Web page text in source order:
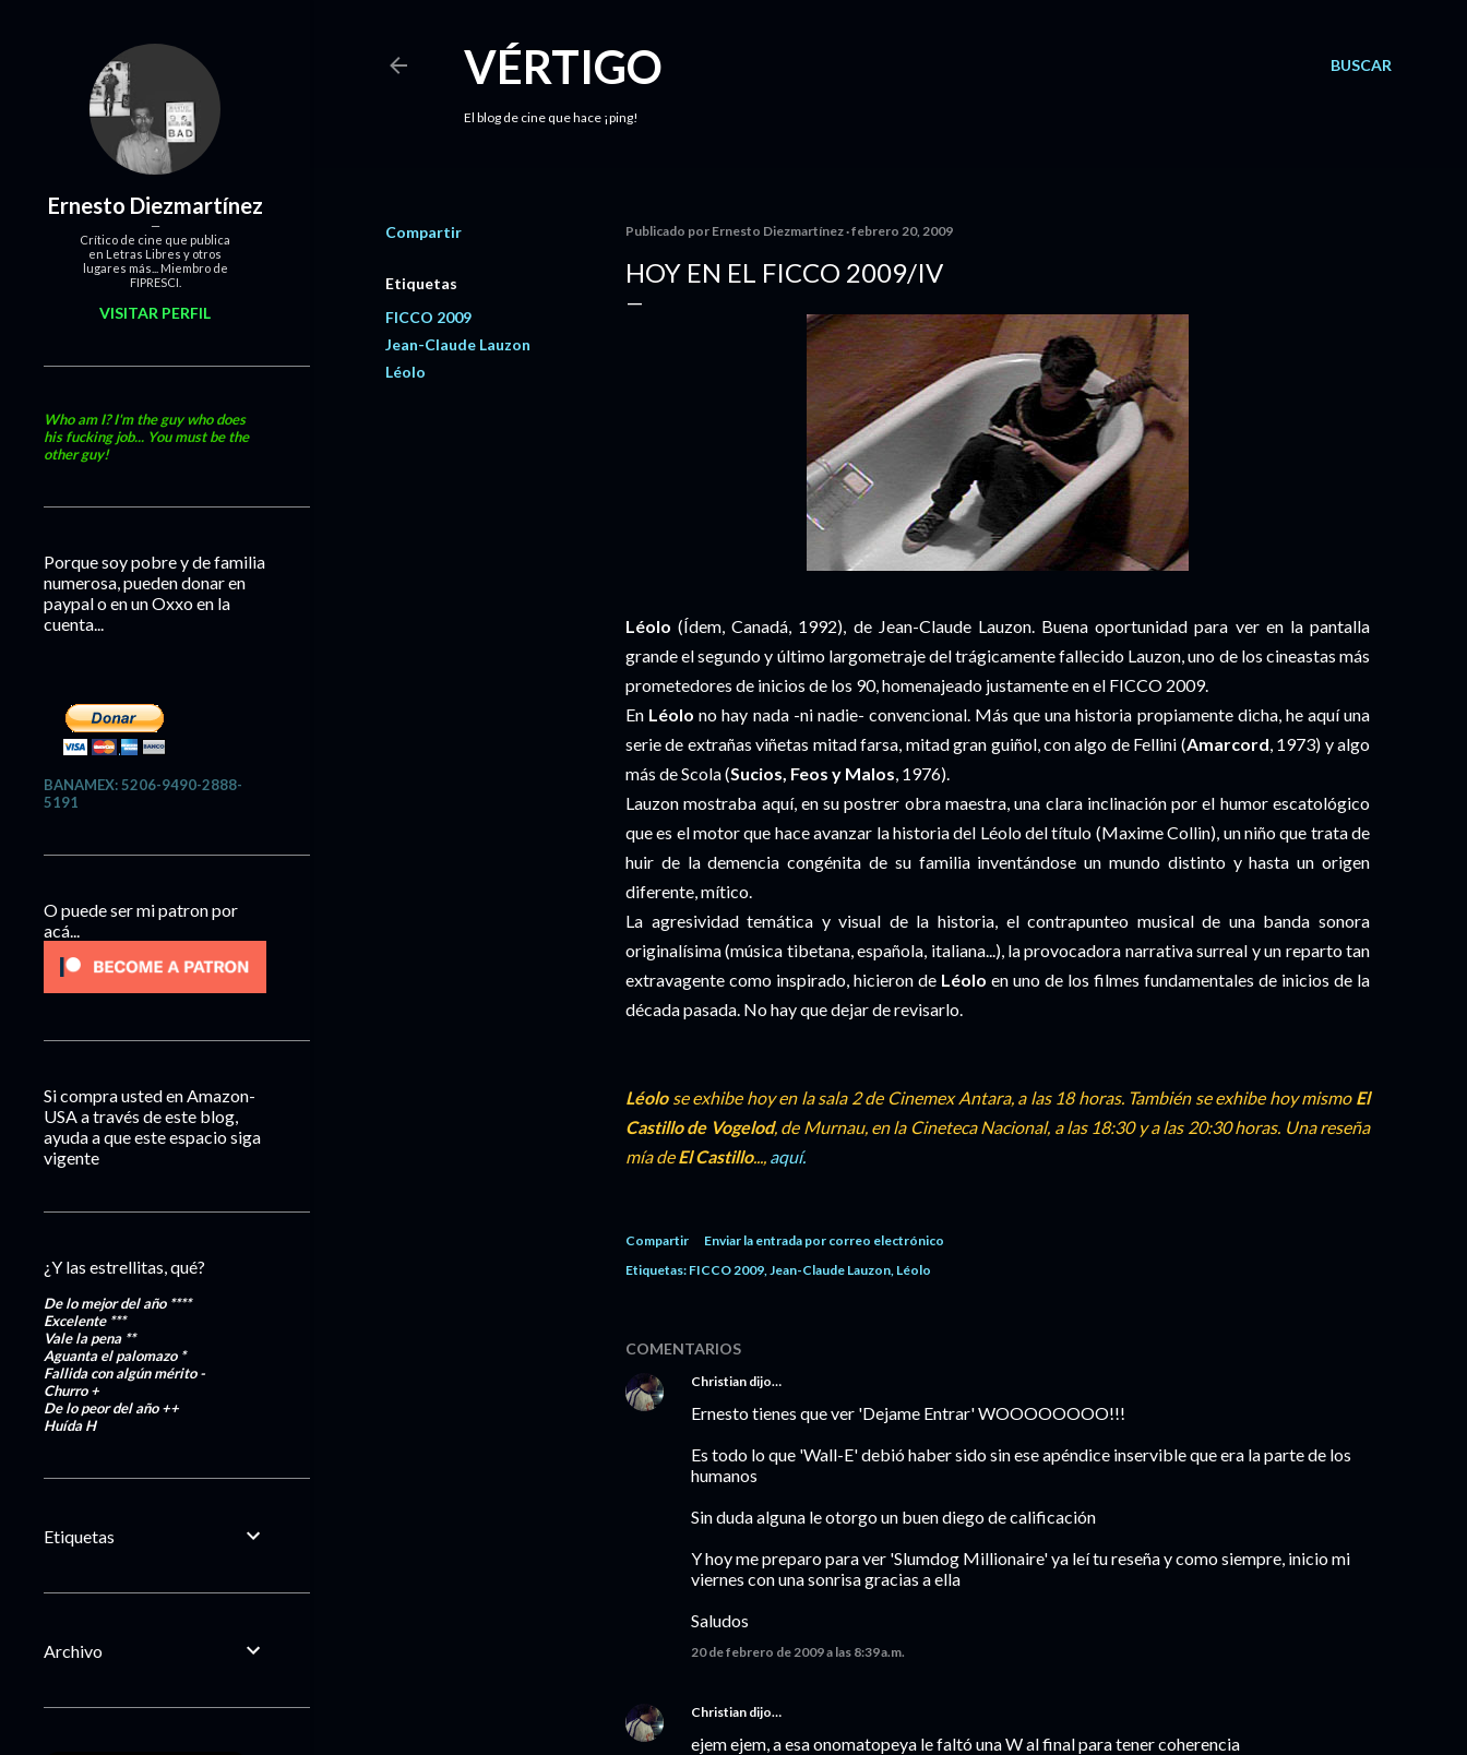
BUSCAR
VÉRTIGO
El blog de cine que hace ¡ping!
Compartir
Etiquetas
FICCO 2009
Jean-Claude Lauzon
Léolo
Publicado por Ernesto Diezmartínez febrero 20, 2009
HOY EN EL FICCO 2009/IV
Léolo (Ídem, Canadá, 1992), de Jean-Claude Lauzon. Buena oportunidad para ver en la pantalla
grande el segundo y último largometraje del trágicamente fallecido Lauzon, uno de los cineastas más
prometedores de inicios de los 90, homenajeado justamente en el FICCO 2009.
En Léolono hay nada -ni nadie- convencional. Más que una historia propiamente dicha, he aquí una
serie de extrañas viñetas mitad farsa, mitad gran guiñol, con algo de Fellini (Amarcord, 1973) y algo
más de Scola (Sucios, Feos y Malos, 1976).
Lauzon mostraba aquí, en su postrer obra maestra, una clara inclinación por el humor escatológico
que es el motor que hace avanzar la historia del Léolo del título (Maxime Collin), un niño que trata de
huir de la demencia congénita de su familia inventándose un mundo distinto y hasta un origen
diferente, mítico.
La agresividad temática y visual de la historia, el contrapunteo musical de una banda sonora
originalísima (música tibetana, española, italiana...), la provocadora narrativa surreal y un reparto tan
extravagente como inspirado, hicieron de Léolo en uno de los filmes fundamentales de inicios de la
década pasada. No hay que dejar de revisarlo.
Léolo se exhibe hoy en la sala 2 de Cinemex Antara, a las 18 horas. También se exhibe hoy mismo El
Castillo de Vogelod, de Murnau, en la Cineteca Nacional, a las 18:30 y a las 20:30 horas. Una reseña
mía deEl Castillo..., aquí.
Compartir
Enviar la entrada por correo electrónico
Etiquetas: FICCO 2009 Jean-Claude Lauzon Léolo
COMENTARIOS
Christian dijo…
Ernesto tienes que ver 'Dejame Entrar' WOOOOOOOO!!!
Es todo lo que 'Wall-E' debió haber sido sin ese apéndice inservible que era la parte de los
humanos
Sin duda alguna le otorgo un buen diego de calificación
Y hoy me preparo para ver 'Slumdog Millionaire' ya leí tu reseña y como siempre, inicio mi
viernes con una sonrisa gracias a ella
Saludos
20 de febrero de 2009 a las 8:39 a.m.
Christian dijo…
ejem ejem, a esa onomatopeya le faltó una W al final para tener coherencia
Ernesto Diezmartínez
Crítico de cine que publica
en Letras Libres y otros
lugares más... Miembro de
FIPRESCI.
VISITAR PERFIL
Who am I? I'm the guy who does
his fucking job... You must be the
other guy!
Porque soy pobre y de familia
numerosa, pueden donar en
paypal o en un Oxxo en la
cuenta...
BANAMEX: 5206-9490-2888-
5191
O puede ser mi patron por
acá...
Si compra usted en Amazon-
USA a través de este blog,
ayuda a que este espacio siga
vigente
¿Y las estrellitas, qué?
De lo mejor del año ****
Excelente***
Vale la pena **
Aguanta el palomazo *
Fallida con algún mérito-
Churro+
De lo peor del año++
HuídaH
Etiquetas
Archivo